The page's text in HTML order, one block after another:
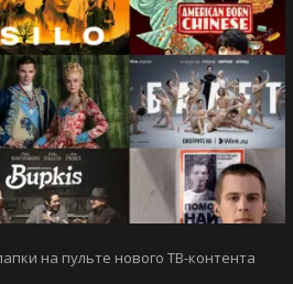
на пульте нового ТВ-контента